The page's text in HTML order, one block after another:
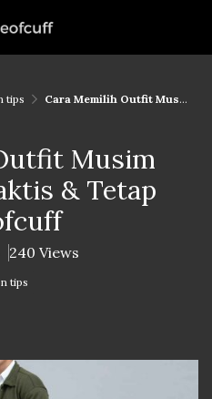
tips Cara Memilih Outfit Musim Hujan yang Praktis & Tetap Modis | houseofcuff
Musim
& Tetap
240 Views
tips